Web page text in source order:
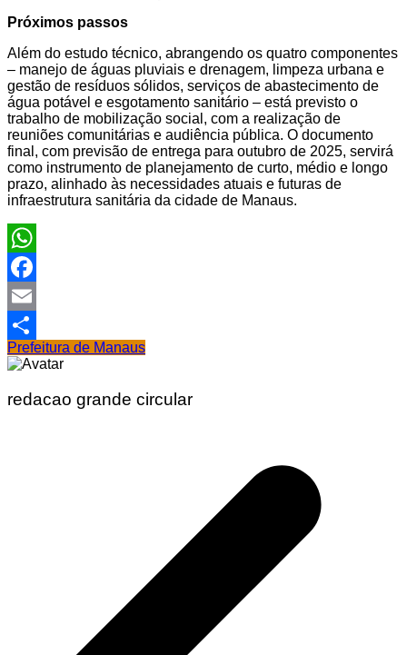
Próximos passos
Além do estudo técnico, abrangendo os quatro componentes
– manejo de águas pluviais e drenagem, limpeza urbana e
gestão de resíduos sólidos, serviços de abastecimento de
água potável e esgotamento sanitário – está previsto o
trabalho de mobilização social, com a realização de
reuniões comunitárias e audiência pública. O documento
final, com previsão de entrega para outubro de 2025, servirá
como instrumento de planejamento de curto, médio e longo
prazo, alinhado às necessidades atuais e futuras de
infraestrutura sanitária da cidade de Manaus.
WhatsApp
Facebook
Email
Share
Prefeitura de Manaus
redacao grande circular